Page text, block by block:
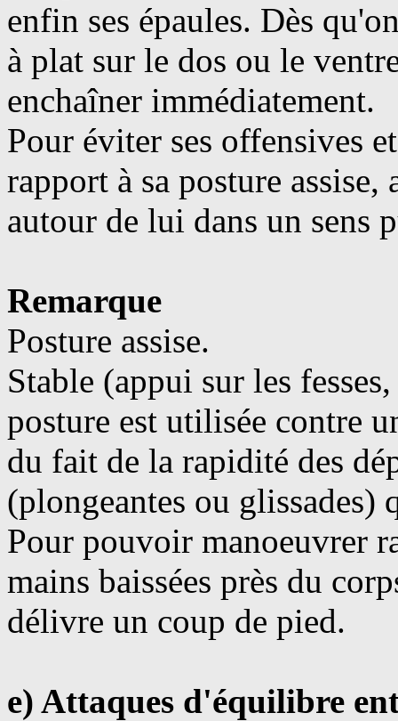
enfin ses épaules. Dès
à plat sur le dos ou le
enchaîner immédiatement.
Pour éviter ses offensives
rapport à sa posture
autour de lui dans un sens
Remarque
Posture assise.
Stable (appui sur les
posture est utilisée contre
du fait de la rapidité des
(plongeantes ou glissades)
Pour pouvoir manoeuvrer
mains baissées près du
délivre un coup de pied.
e) Attaques d'équilibre